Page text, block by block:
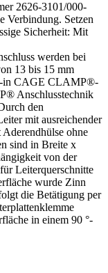
2626-3101/000-
Verbindung. Setzen
Sicherheit: Mit
werden bei
13 bis 15 mm
in CAGE CLAMP®-
Anschlusstechnik
den
mit ausreichender
ohne
sind in Breite x
von der
Leiterquerschnitte
wurde Zinn
die Betätigung per
in einem 90 °-